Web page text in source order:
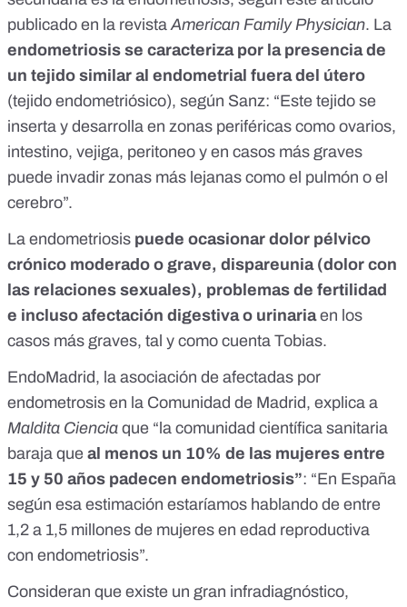
publicado en la revistaAmerican Family Physician. La
endometriosis se caracteriza por la presencia de
un tejido similar al endometrial fuera del útero
(tejido endometriósico), según Sanz: “Este tejido se
inserta y desarrolla en zonas periféricas como ovarios,
intestino, vejiga, peritoneo y en casos más graves
puede invadir zonas más lejanas como el pulmón o el
cerebro”.
La endometriosis puede ocasionar dolor pélvico
crónico moderado o grave, dispareunia (dolor con
las relaciones sexuales), problemas de fertilidad
e incluso afectación digestiva o urinariaen los
casos más graves, tal y como cuenta Tobias.
EndoMadrid, la asociación de afectadas por
endometrosis en la Comunidad de Madrid, explica a
Maldita Ciencia que “la comunidad científica sanitaria
baraja que al menos un 10% de las mujeres entre
15 y 50 años padecen endometriosis”: “En España
según esa estimación estaríamos hablando de entre
1,2 a 1,5 millones de mujeres en edad reproductiva
con endometriosis”.
Consideran que existe un gran infradiagnóstico,